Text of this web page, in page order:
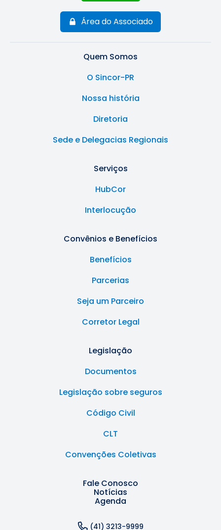
Área do Associado
Quem Somos
O Sincor-PR
Nossa história
Diretoria
Sede e Delegacias Regionais
Serviços
HubCor
Interlocução
Convênios e Benefícios
Benefícios
Parcerias
Seja um Parceiro
Corretor Legal
Legislação
Documentos
Legislação sobre seguros
Código Civil
CLT
Convenções Coletivas
Fale Conosco
Notícias
Agenda
(41) 3213-9999